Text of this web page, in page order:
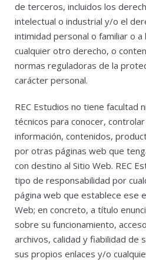
de terceros, incluidos los
intelectual o industrial y/o el
intimidad personal o familiar o
cualquier otro derecho, o
normas reguladoras de la
carácter personal.
REC Estudios no tiene facultad
técnicos para conocer,
información, contenidos,
por otras páginas web que
con destino al Sitio Web. REC
tipo de responsabilidad por
página web que establece ese
Web; en concreto, a título
sobre su funcionamiento,
archivos, calidad y fiabilidad de
sus propios enlaces y/o